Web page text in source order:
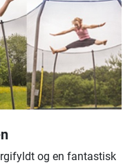
og en fantastisk